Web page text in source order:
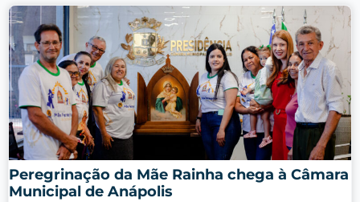
Peregrinação da Mãe Rainha chega à Câmara
Municipal de Anápolis